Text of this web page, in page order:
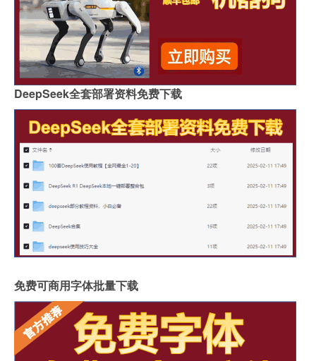
DeepSeek全套部署资料免费下载
免费可商用字体批量下载